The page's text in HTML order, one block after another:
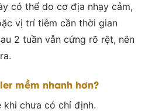
có thể do cơ địa nhạy cảm,
vị trí tiêm cần thời gian
2 tuần vẫn cứng rõ rệt, nên
mềm nhanh hơn?
khi chưa có chỉ định.